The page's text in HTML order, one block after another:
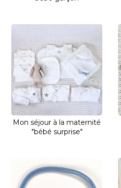
Mon séjour à la maternité
"bébé surprise"